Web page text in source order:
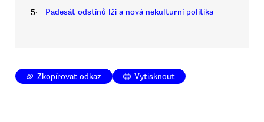
5. Padesát odstínů lži a nová nekulturní politika
Zkopírovat odkaz Vytisknout